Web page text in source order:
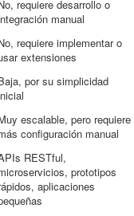
requiere desarrollo o
manual
requiere implementar o
extensiones
por su simplicidad
escalable, pero requiere
configuración manual
RESTful,
prototipos
aplicaciones